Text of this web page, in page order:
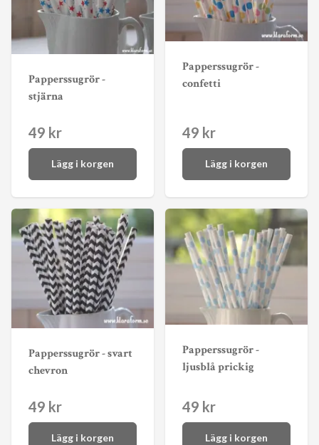
Papperssugrör -
stjärna
49 kr
Lägg i korgen
Papperssugrör -
confetti
49 kr
Lägg i korgen
Papperssugrör - svart
chevron
49 kr
Lägg i korgen
Papperssugrör -
ljusblå prickig
49 kr
Lägg i korgen